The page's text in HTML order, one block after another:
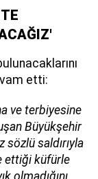
etti:
ve terbiyesine
Büyükşehir
sözlü saldırıyla
ettiği küfürle
olmadığını